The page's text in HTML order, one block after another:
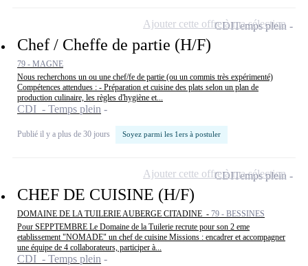
Chef / Cheffe de partie (H/F)
79 - MAGNE
Nous recherchons un ou une chef/fe de partie (ou un commis très expérimenté)
Compétences attendues : - Préparation et cuisine des plats selon un plan de
production culinaire, les règles d'hygiène et...
CDI - Temps plein
Publié il y a plus de 30 jours Soyez parmi les 1ers à postuler
CDITemps plein
Ajouter cette offre à ma sélection
CHEF DE CUISINE (H/F)
DOMAINE DE LA TUILERIE AUBERGE CITADINE - 79 - BESSINES
Pour SEPPTEMBRE Le Domaine de la Tuilerie recrute pour son 2 eme
etablissement "NOMADE" un chef de cuisine Missions : encadrer et accompagner
une équipe de 4 collaborateurs, participer à...
CDI - Temps plein
CDITemps plein
Ajouter cette offre à ma sélection